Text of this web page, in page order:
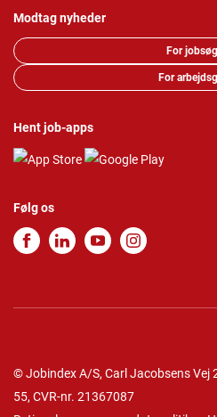
Modtag nyheder
For
For
Hent job-apps
Følg os
© Jobindex A/S, Carl Jacobsens Vej
55, CVR-nr. 21367087